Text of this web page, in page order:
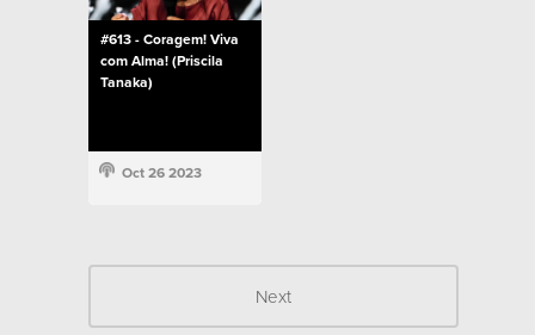
#613 - Coragem! Viva
com Alma! (Priscila
Tanaka)
Oct 26 2023
Next